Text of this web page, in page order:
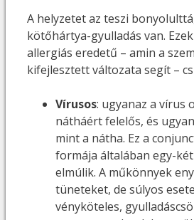
A helyzetet az teszi
kötőhártya-gyulladás van.
allergiás eredetű – amin a
kifejlesztett változata segít –
Vírusos: ugyanaz a vírus
nátháért felelős, és
mint a nátha. Ez a
formája általában egy-
elmúlik. A műkönnyek
tüneteket, de súlyos
vényköteles,